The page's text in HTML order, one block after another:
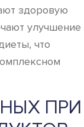
здоровую
улучшение
что
ПРИ